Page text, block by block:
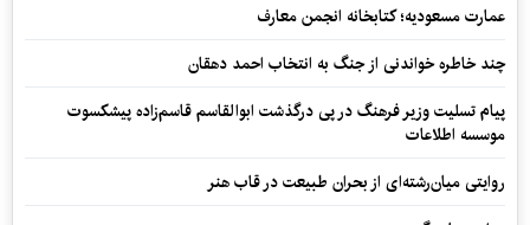
عمارت مسعودیه؛ کتابخانه انجمن معارف
چند خاطره خواندنی از جنگ به انتخاب احمد دهقان
پیام تسلیت وزیر فرهنگ در پی درگذشت ابوالقاسم قاسم‌زاده پیشکسوت
موسسه اطلاعات
روایتی میان‌رشته‌ای از بحران طبیعت در قاب هنر